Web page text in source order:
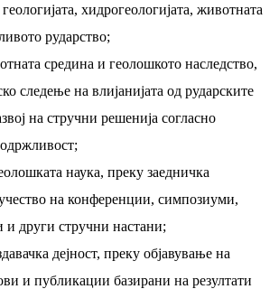
хидрогеологијата, животната
рударство;
средина и геолошкото наследство,
следење на влијанијата од рударските
на стручни решенија согласно
наука, преку заедничка
на конференции, симпозиуми,
и други стручни настани;
дејност, преку објавување на
и публикации базирани на резултати